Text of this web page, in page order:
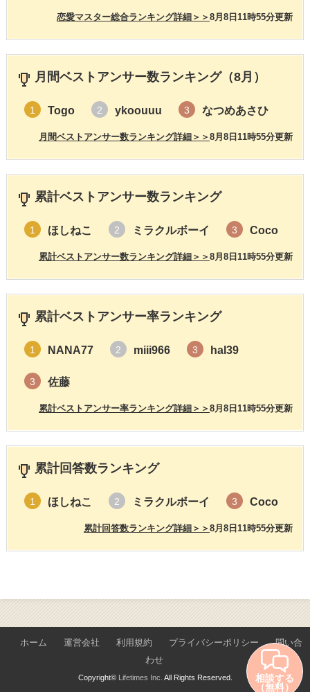
8月8日11時55分更新
恋愛マスター総合ランキング詳細＞＞
月間ベストアンサー数ランキング（8月）
1 Togo 2 ykoouuu 3 なつめあさひ
8月8日11時55分更新
月間ベストアンサー数ランキング詳細＞＞
累計ベストアンサー数ランキング
1 ほしねこ 2 ミラクルボーイ 3 Coco
8月8日11時55分更新
累計ベストアンサー数ランキング詳細＞＞
累計ベストアンサー率ランキング
1 NANA77 2 miii966 3 hal39
3 佐藤
8月8日11時55分更新
累計ベストアンサー率ランキング詳細＞＞
累計回答数ランキング
1 ほしねこ 2 ミラクルボーイ 3 Coco
8月8日11時55分更新
累計回答数ランキング詳細＞＞
ホーム 運営会社 利用規約 プライバシーポリシー
問い合
わせ
Copyright© Lifetimes Inc. All Rights Reserved. 相談する
（無料）